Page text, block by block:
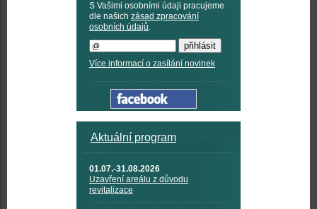
S Vašimi osobními údaji pracujeme
dle našich zásad zpracování
osobních údajů.
Více informací o zasílání novinek
Aktuální program
01.07.-31.08.2026
Uzavření areálu z důvodu
revitalizace